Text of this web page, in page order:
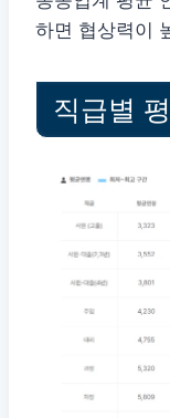
하면 협상력이
직급별